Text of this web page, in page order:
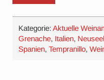
Kategorie:Aktuelle
Grenache, Italien,
Spanien,Tempranillo,